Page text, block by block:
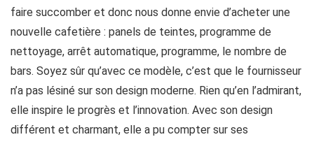
faire succomber et donc nous donne envie d’acheter une
nouvelle cafetière : panels de teintes, programme de
nettoyage, arrêt automatique, programme, le nombre de
bars. Soyez sûr qu’avec ce modèle, c’est que le fournisseur
n’a pas lésiné sur son design moderne. Rien qu’en l’admirant,
elle inspire le progrès et l’innovation. Avec son design
différent et charmant, elle a pu compter sur ses